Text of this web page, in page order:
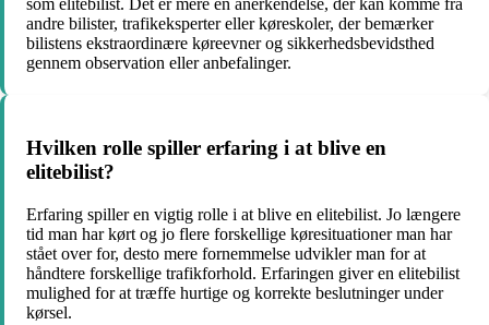
andre bilister, trafikeksperter eller køreskoler, der bemærker
bilistens ekstraordinære køreevner og sikkerhedsbevidsthed
gennem observation eller anbefalinger.
Hvilken rolle spiller erfaring i at blive en
elitebilist?
Erfaring spiller en vigtig rolle i at blive en elitebilist. Jo længere
tid man har kørt og jo flere forskellige køresituationer man har
stået over for, desto mere fornemmelse udvikler man for at
håndtere forskellige trafikforhold. Erfaringen giver en elitebilist
mulighed for at træffe hurtige og korrekte beslutninger under
kørsel.